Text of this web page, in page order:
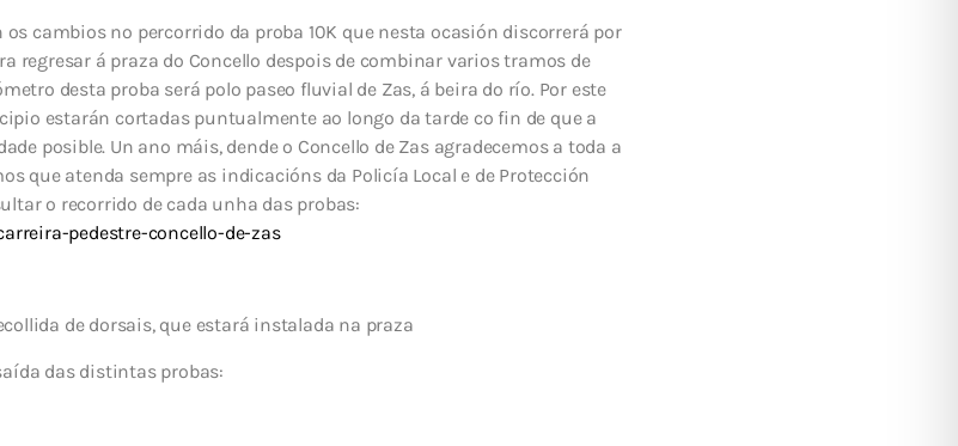
cambios no percorrido da proba 10K que nesta ocasión discorrerá por
regresar á praza do Concello despois de combinar varios tramos de
desta proba será polo paseo fluvial de Zas, á beira do río. Por este
estarán cortadas puntualmente ao longo da tarde co fin de que a
posible. Un ano máis, dende o Concello de Zas agradecemos a toda a
que atenda sempre as indicacións da Policía Local e de Protección
o recorrido de cada unha das probas:
pedestre-concello-de-zas
de dorsais, que estará instalada na praza
das distintas probas: